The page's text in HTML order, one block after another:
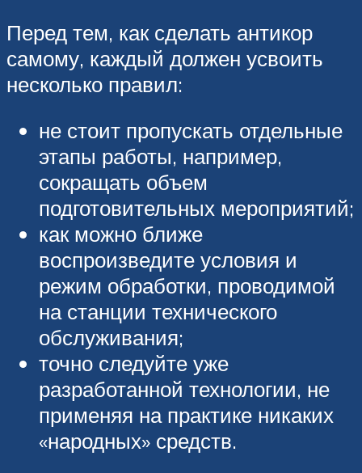
Перед тем, как сделать антикор
самому, каждый должен усвоить
несколько правил:
не стоит пропускать отдельные
этапы работы, например,
сокращать объем
подготовительных мероприятий;
как можно ближе
воспроизведите условия и
режим обработки, проводимой
на станции технического
обслуживания;
точно следуйте уже
разработанной технологии, не
применяя на практике никаких
«народных» средств.